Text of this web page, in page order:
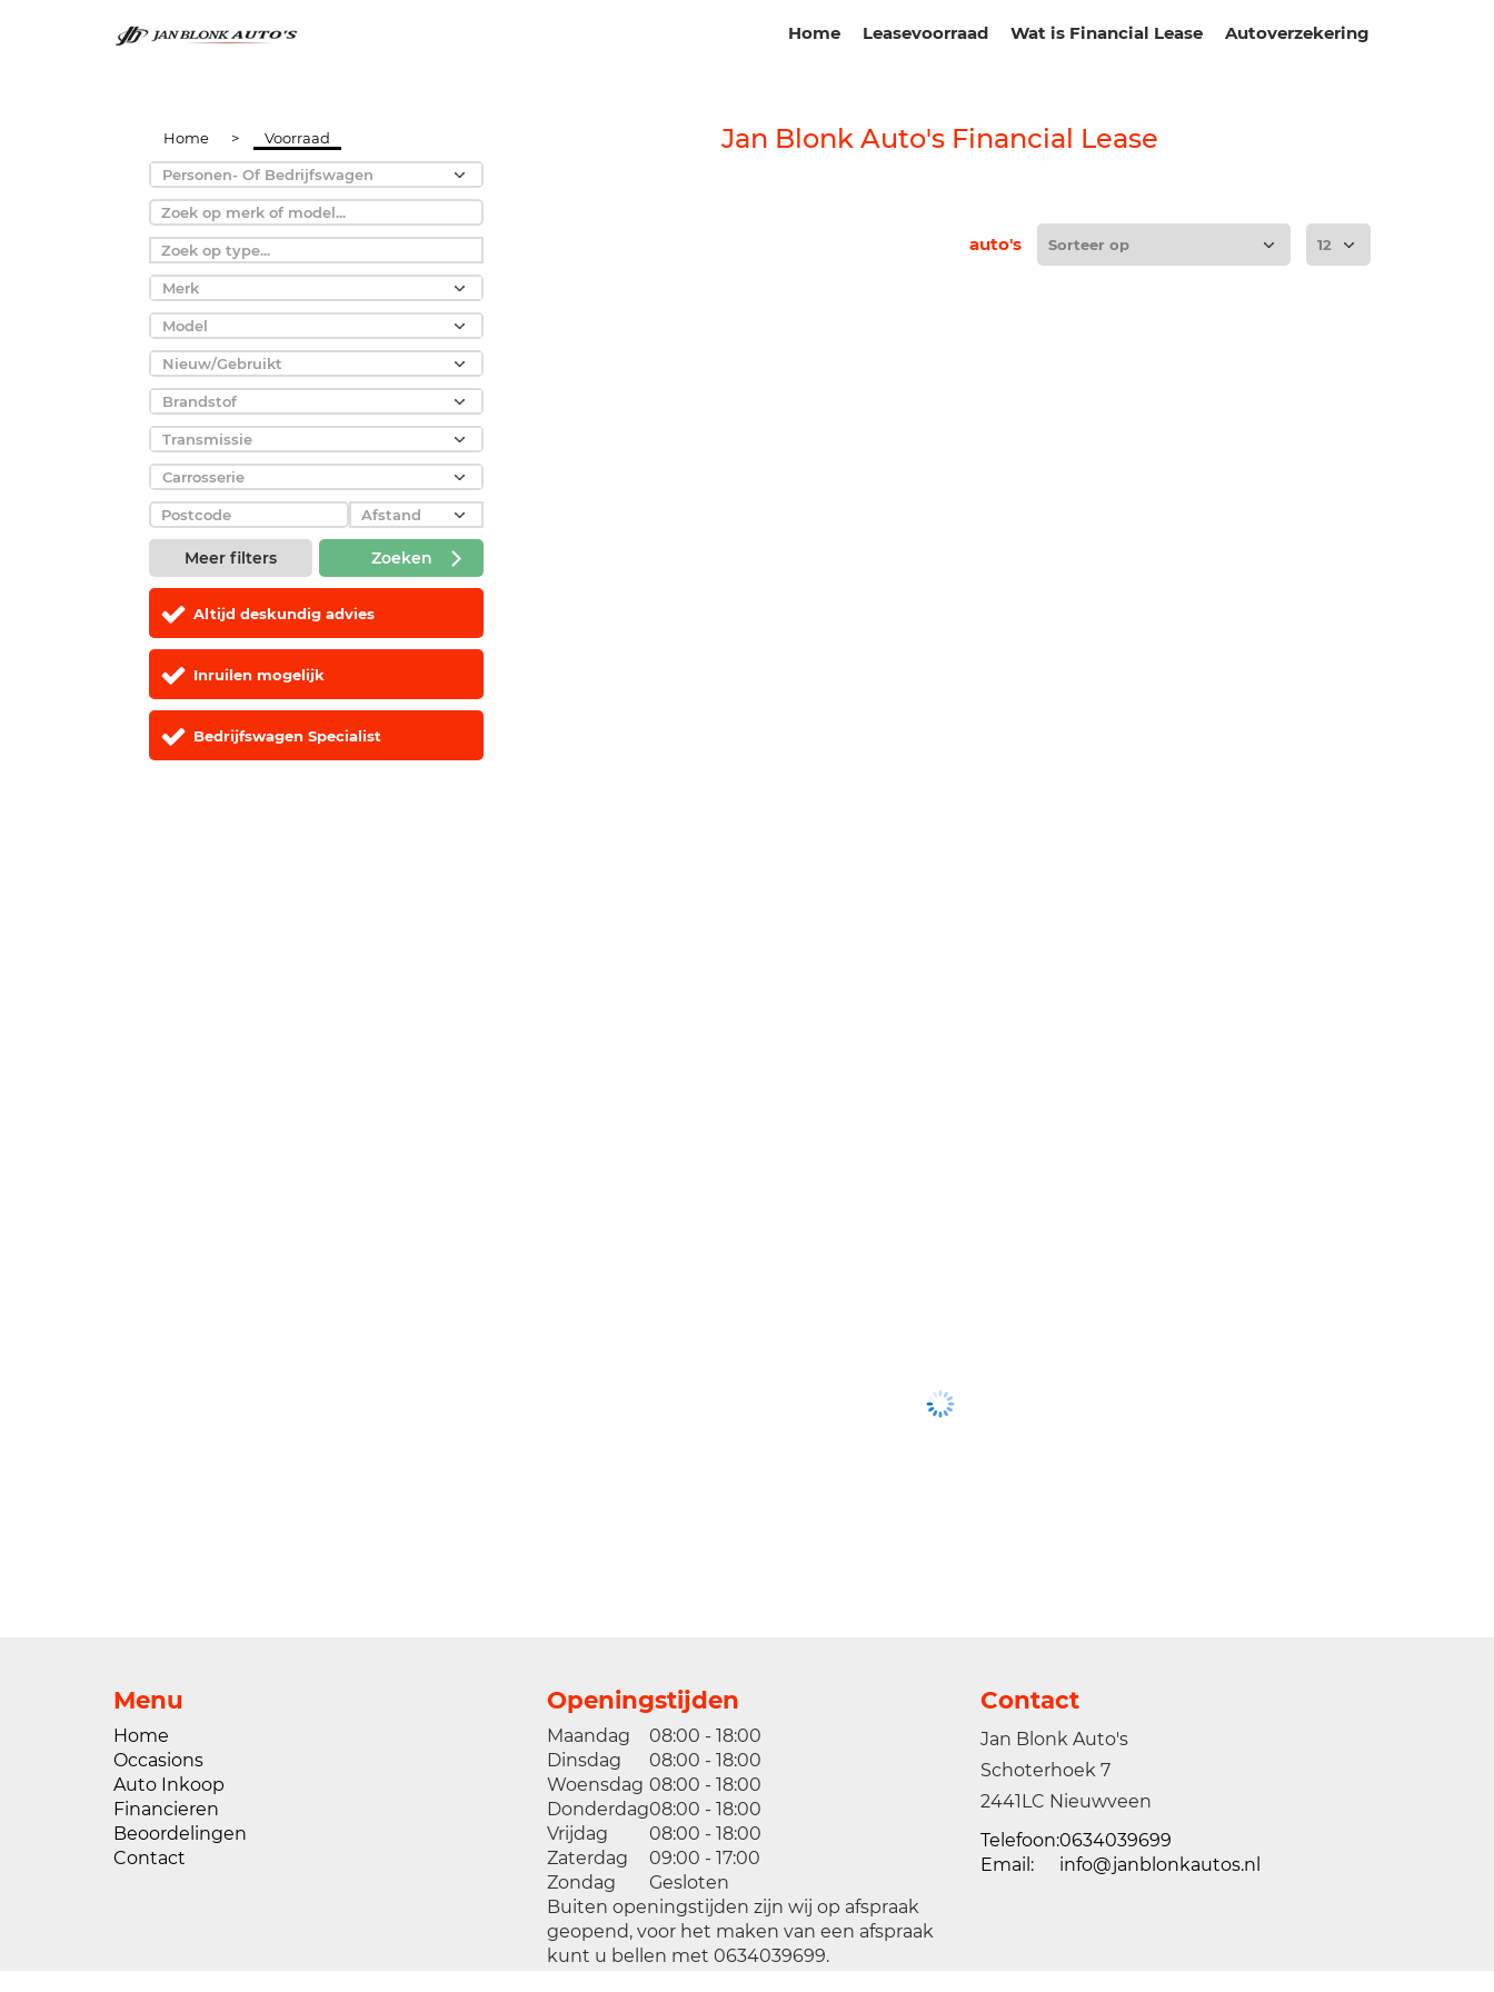
Home Leasevoorraad Wat is Financial Lease Autoverzekering
Home > Voorraad
Personen- Of Bedrijfswagen
Merk
Model
Nieuw/Gebruikt
Brandstof
Transmissie
Carrosserie
Meer filters Zoeken
Altijd deskundig advies
Inruilen mogelijk
Bedrijfswagen Specialist
Jan Blonk Auto's Financial Lease
auto's
Menu
Home
Occasions
Auto Inkoop
Financieren
Beoordelingen
Contact
Openingstijden
Maandag
08:00 - 18:00
Dinsdag
08:00 - 18:00
Woensdag 08:00 - 18:00
Donderdag08:00 - 18:00
Vrijdag
08:00 - 18:00
Zaterdag
09:00 - 17:00
Zondag
Gesloten
Buiten openingstijden zijn wij op afspraak
geopend, voor het maken van een afspraak
kunt u bellen met 0634039699.
Contact
Jan Blonk Auto's
Schoterhoek 7
2441LC Nieuwveen
Telefoon:0634039699
Email:
info@janblonkautos.nl